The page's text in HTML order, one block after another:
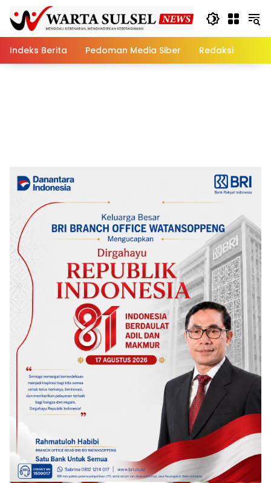
content
Indeks Berita
Pedoman Media Siber Redaksi